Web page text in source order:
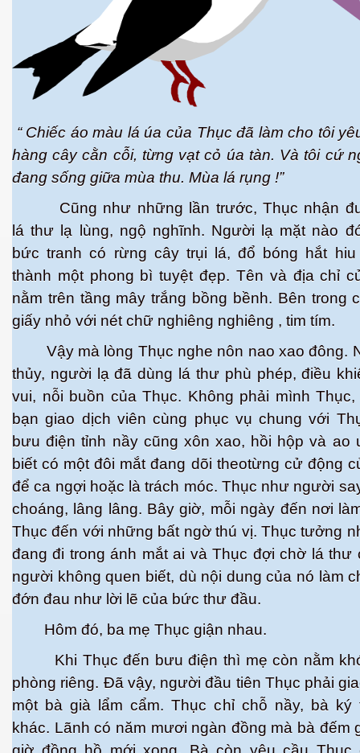
“ Chiếc áo màu lá úa của Thục đã làm cho tôi
hàng cây cằn cỗi, từng vạt cỏ úa tàn. Và tôi cứ
đang sống giữa mùa thu. Mùa lá rụng !”
Cũng như những lần trước, Thục nhận
lá thư lạ lùng, ngộ nghĩnh. Người lạ mặt nào
bức tranh có rừng cây trụi lá, đổ bóng hắt
thành một phong bì tuyệt đẹp. Tên và địa chỉ
nằm trên tầng mây trắng bồng bềnh. Bên trong
giấy nhỏ với nét chữ nghiêng nghiêng , tim tím.
Vậy mà lòng Thục nghe nôn nao xao đông.
thủy, người lạ đã dùng lá thư phù phép, điều
vui, nỗi buồn của Thục. Không phải mình
bạn giao dịch viên cùng phục vụ chung với
bưu điện tỉnh nầy cũng xôn xao, hồi hộp và ao
biết có một đôi mắt đang dõi theotừng cử động
để ca ngợi hoặc là trách móc. Thục như người
choáng, lâng lâng. Bây giờ, mỗi ngày đến nơi
Thục đến với những bất ngờ thú vị. Thục tưởng
đang đi trong ánh mắt ai và Thục đợi chờ lá thư
người không quen biết, dù nội dung của nó làm
đớn đau như lời lẽ của bức thư đầu.
Hôm đó, ba mẹ Thục giận nhau.
Khi Thục đến bưu điện thì mẹ còn nằm
phòng riêng. Đã vậy, người đầu tiên Thục phải
một bà già lẩm cẩm. Thục chỉ chỗ nầy, bà ký
khác. Lãnh có năm mươi ngàn đồng mà bà đếm